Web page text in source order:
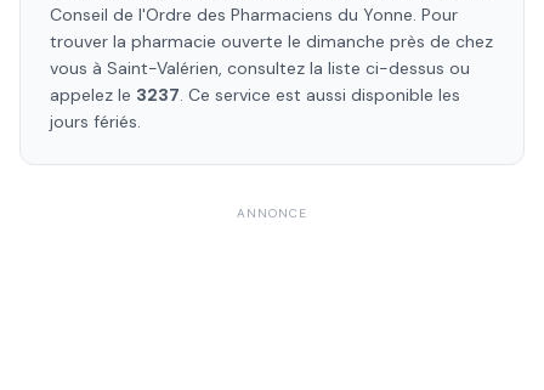
Conseil de l'Ordre des Pharmaciens du Yonne. Pour
trouver la pharmacie ouverte le dimanche près de chez
vous à Saint-Valérien, consultez la liste ci-dessus ou
appelez le 3237. Ce service est aussi disponible les
jours fériés.
ANNONCE